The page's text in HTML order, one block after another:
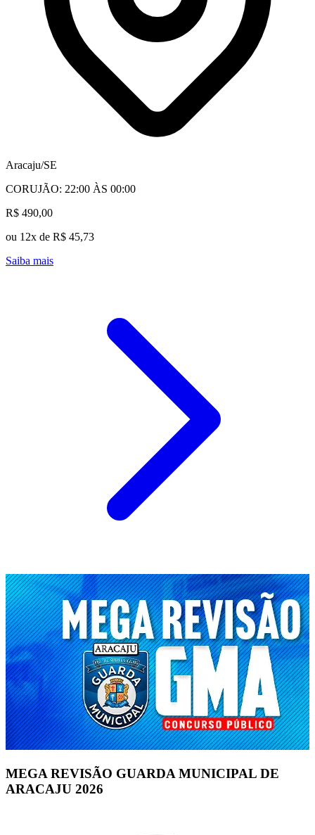
Aracaju/SE
CORUJÃO: 22:00 ÀS 00:00
R$ 490,00
ou 12x de R$ 45,73
Saiba mais
MEGA REVISÃO GUARDA MUNICIPAL DE
ARACAJU 2026